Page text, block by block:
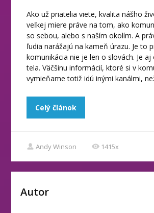
Ako už priatelia viete, kvalita nášho
veľkej miere práve na tom, ako
so sebou, alebo s naším okolím. A
ľudia narážajú na kameň úrazu. Je to
komunikácia nie je len o slovách. Je aj
tela. Väčšinu informácií, ktoré si v
vymieňame totiž idú inými kanálmi,
Celý článok
Andy Winson 1415x
Autor